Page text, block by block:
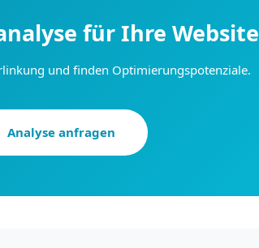
für Ihre Website
und finden Optimierungspotenziale.
Analyse anfragen